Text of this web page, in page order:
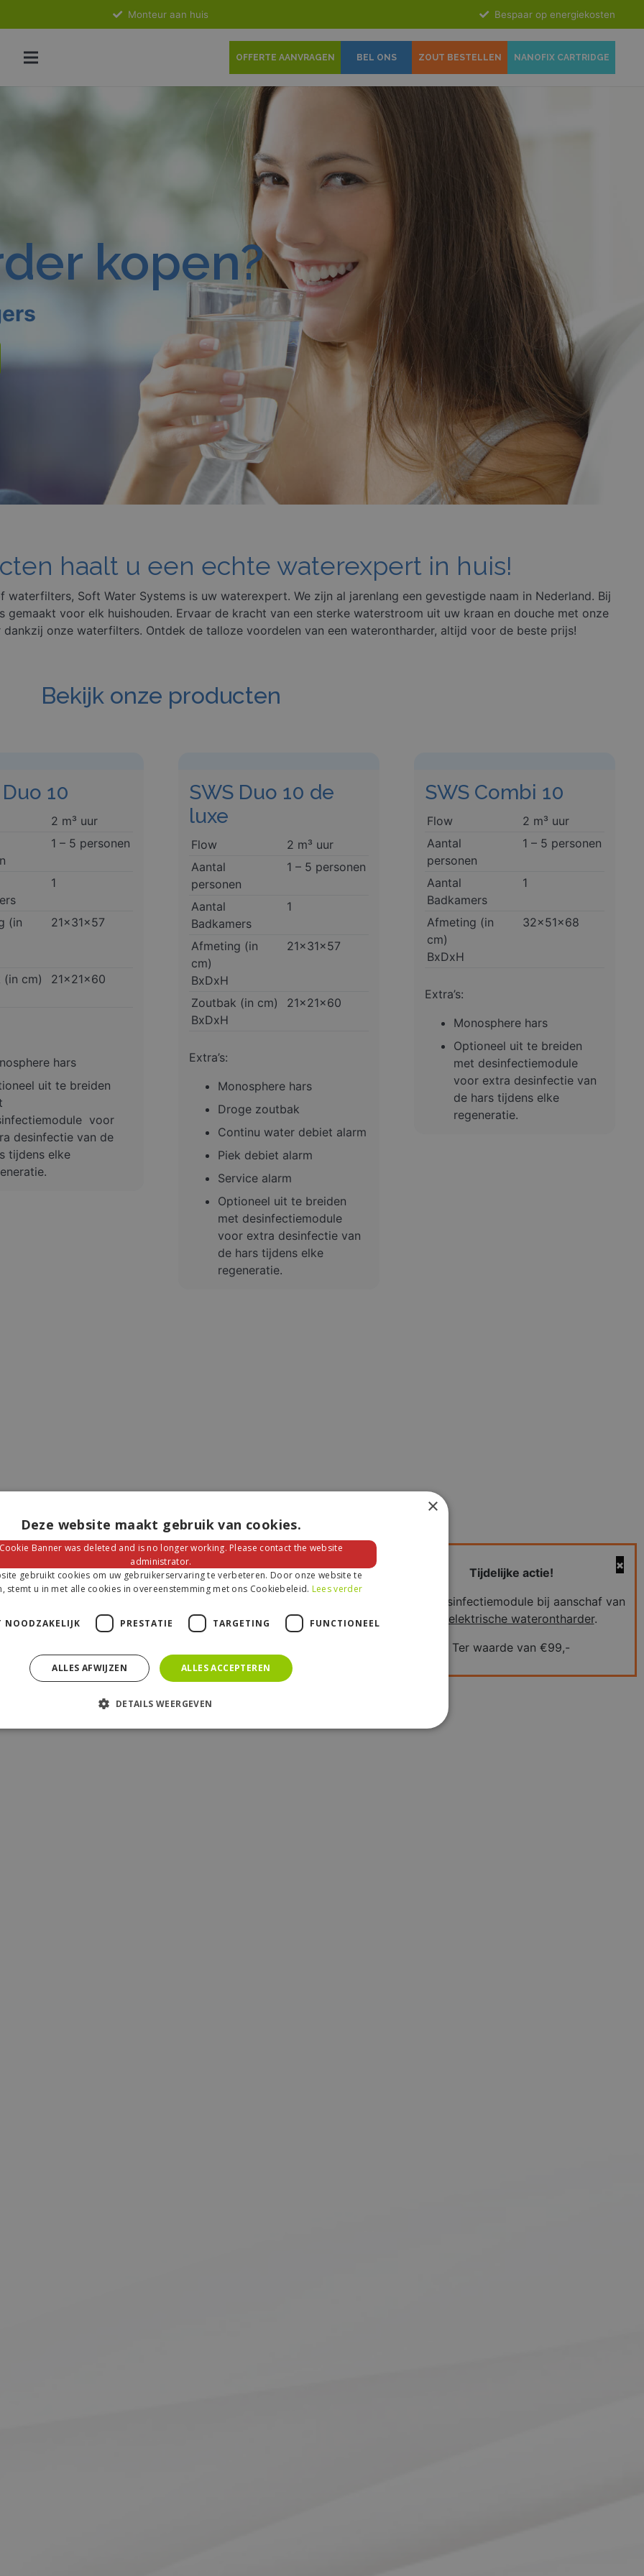
Monteur aan huis Bespaar op energiekosten
OFFERTE AANVRAGEN BEL ONS ZOUT BESTELLEN NANOFIX CARTRIDGE
kopen?
haalt u een echte waterexpert in huis!
waterfilters, Soft Water Systems is uw waterexpert. We zijn al jarenlang een gevestigde naam in Nederland. Bij
voor elk huishouden. Ervaar de kracht van een sterke waterstroom uit uw kraan en douche met onze
onze waterfilters. Ontdek de talloze voordelen van een waterontharder, altijd voor de beste prijs!
Bekijk onze producten
10
2 m³ uur
1 – 5 personen
1
(in
21x31x57
(in cm)
21x21x60
hars
uit te breiden
voor
desinfectie van de
tijdens elke
SWS Duo 10 de
luxe
Flow
2 m³ uur
Aantal
personen
1 – 5 personen
Aantal
Badkamers
1
Afmeting (in
cm)
BxDxH
21x31x57
Zoutbak (in cm)
BxDxH
21x21x60
Extra’s:
Monosphere hars
Droge zoutbak
Continu water debiet alarm
Piek debiet alarm
Service alarm
Optioneel uit te breiden
met desinfectiemodule
voor extra desinfectie van
de hars tijdens elke
regeneratie.
SWS Combi 10
Flow
2 m³ uur
Aantal
personen
1 – 5 personen
Aantal
Badkamers
1
Afmeting (in
cm)
BxDxH
32x51x68
Extra’s:
Monosphere hars
Optioneel uit te breiden
met desinfectiemodule
voor extra desinfectie van
de hars tijdens elke
regeneratie.
Tijdelijke actie!
Gratis desinfectiemodule bij aanschaf van
elektrische waterontharder.
Ter waarde van €99,-
×
Deze website maakt gebruik van cookies.
Banner was deleted and is no longer working. Please contact the website
administrator.
gebruikt cookies om uw gebruikerservaring te verbeteren. Door onze website te
stemt u in met alle cookies in overeenstemming met ons Cookiebeleid. Lees verder
NOODZAKELIJK PRESTATIE TARGETING FUNCTIONEEL
ALLES ACCEPTEREN
ALLES AFWIJZEN
DETAILS WEERGEVEN